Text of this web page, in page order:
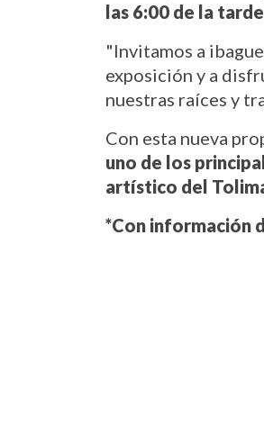
las 6:00 de la tarde
"Invitamos a
exposición y a
nuestras raíces y
Con esta nueva
uno de los
artístico del
*Con información